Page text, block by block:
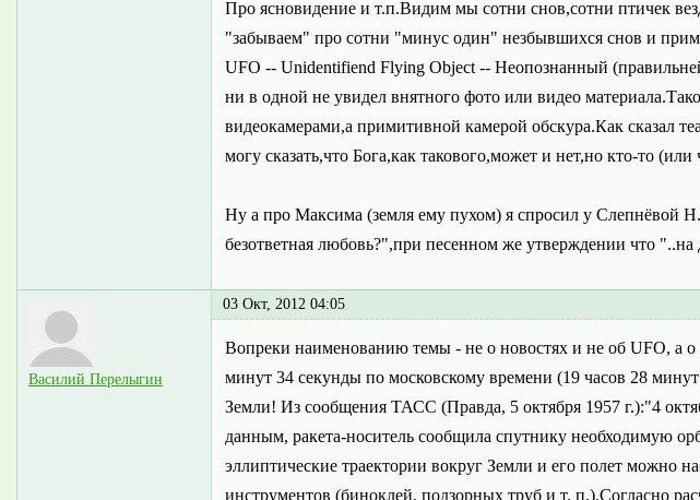
Про ясновидение и т.п.Видим мы сотни снов,сотни птичек
"забываем" про сотни "минус один" незбывшихся снов и
UFO -- Unidentifiend Flying Object -- Неопознанный
ни в одной не увидел внятного фото или видео
видеокамерами,а примитивной камерой обскура.Как
могу сказать,что Бога,как такового,может и нет,но кто-то
Ну а про Максима (земля ему пухом) я спросил у Слепнёвой
безответная любовь?",при песенном же утверждении что "..на
Василий Перелыгин
03 Окт, 2012 04:05
Вопреки наименованию темы - не о новостях и не об UFO, а о
минут 34 секунды по московскому времени (19 часов 28
Земли! Из сообщения ТАСС (Правда, 5 октября 1957 г.):"4
данным, ракета-носитель сообщила спутнику необходимую
эллиптические траектории вокруг Земли и его полет можно
инструментов (биноклей, подзорных труб и т. п.).Согласно